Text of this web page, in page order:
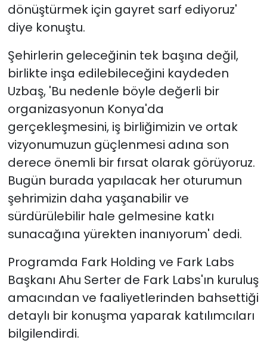
dönüştürmek için gayret sarf ediyoruz'
diye konuştu.
Şehirlerin geleceğinin tek başına değil,
birlikte inşa edilebileceğini kaydeden
Uzbaş, 'Bu nedenle böyle değerli bir
organizasyonun Konya'da
gerçekleşmesini, iş birliğimizin ve ortak
vizyonumuzun güçlenmesi adına son
derece önemli bir fırsat olarak görüyoruz.
Bugün burada yapılacak her oturumun
şehrimizin daha yaşanabilir ve
sürdürülebilir hale gelmesine katkı
sunacağına yürekten inanıyorum' dedi.
Programda Fark Holding ve Fark Labs
Başkanı Ahu Serter de Fark Labs'ın kuruluş
amacından ve faaliyetlerinden bahsettiği
detaylı bir konuşma yaparak katılımcıları
bilgilendirdi.